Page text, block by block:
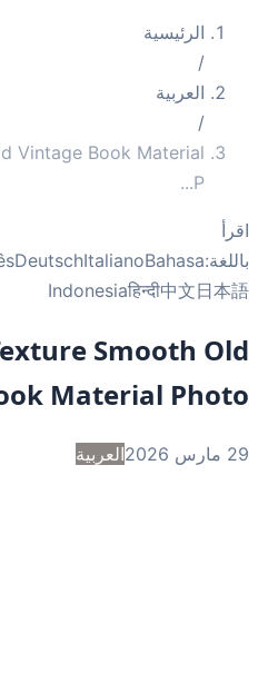
الرئيسية
العربية
Old Vintage Book Material
DeutschItalianoBahasa
Indonesiaहिन्दी中文日
Texture Smooth
Material
العربية